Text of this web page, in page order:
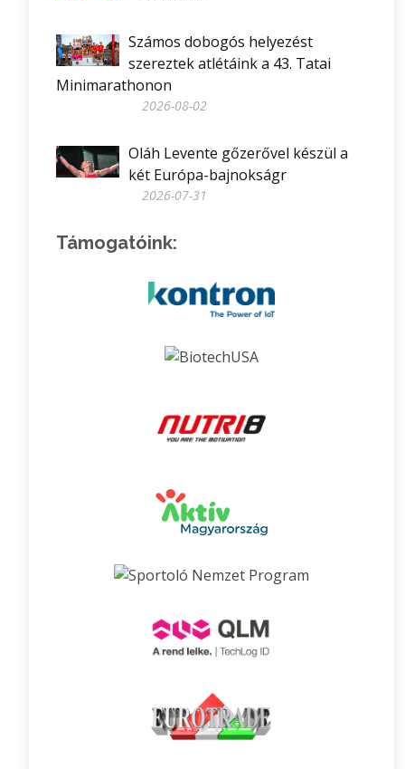
Számos dobogós helyezést
szereztek atlétáink a 43. Tatai
Minimarathonon
2026-08-02
Oláh Levente gőzerővel készül a
két Európa-bajnokságr
2026-07-31
Támogatóink: